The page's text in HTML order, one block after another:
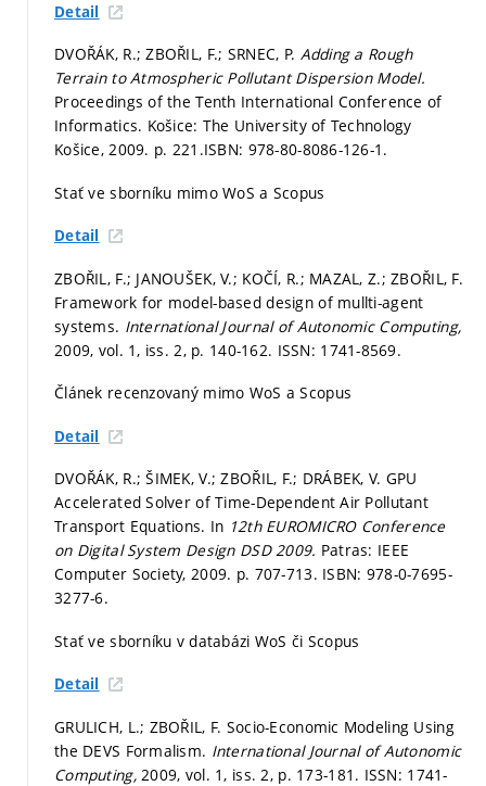
Detail
DVOŘÁK, R.; ZBOŘIL, F.; SRNEC, P. Adding a Rough
Terrain to Atmospheric Pollutant Dispersion Model.
Proceedings of the Tenth International Conference of
Informatics. Košice: The University of Technology
Košice, 2009. p. 221.ISBN: 978-80-8086-126-1.
Stať ve sborníku mimo WoS a Scopus
Detail
ZBOŘIL, F.; JANOUŠEK, V.; KOČÍ, R.; MAZAL, Z.; ZBOŘIL, F.
Framework for model-based design of mullti-agent
systems. International Journal of Autonomic Computing,
2009, vol. 1, iss. 2, p. 140-162. ISSN: 1741-8569.
Článek recenzovaný mimo WoS a Scopus
Detail
DVOŘÁK, R.; ŠIMEK, V.; ZBOŘIL, F.; DRÁBEK, V. GPU
Accelerated Solver of Time-Dependent Air Pollutant
Transport Equations. In 12th EUROMICRO Conference
on Digital System Design DSD 2009. Patras: IEEE
Computer Society, 2009. p. 707-713. ISBN: 978-0-7695-
3277-6.
Stať ve sborníku v databázi WoS či Scopus
Detail
GRULICH, L.; ZBOŘIL, F. Socio-Economic Modeling Using
the DEVS Formalism. International Journal of Autonomic
Computing,2009, vol. 1, iss. 2, p. 173-181. ISSN: 1741-